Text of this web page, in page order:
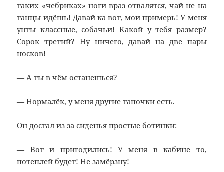
таких «чебриках» ноги враз отвалятся, чай не на
танцы идёшь! Давай ка вот, мои примерь! У меня
унты классные, собачьи! Какой у тебя размер?
Сорок третий? Ну ничего, давай на две пары
носков!
— А ты в чём останешься?
— Нормалёк, у меня другие тапочки есть.
Он достал из за сиденья простые ботинки:
— Вот и пригодились! У меня в кабине то,
потеплей будет! Не замёрзну!